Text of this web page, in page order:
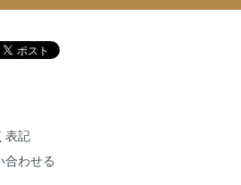
表記
合わせる